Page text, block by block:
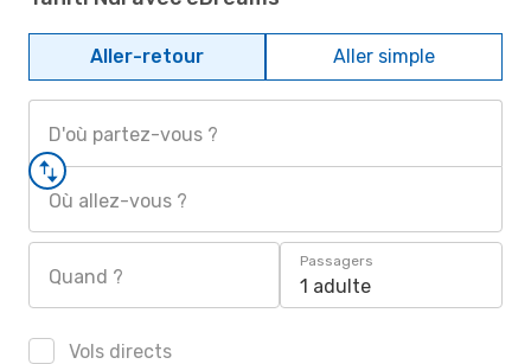
Aller-retour Aller simple
D'où partez-vous ?
Où allez-vous ?
Quand ?
Passagers
1 adulte
Vols directs